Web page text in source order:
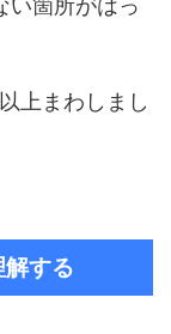
い箇所がはっ
上まわしまし
解する